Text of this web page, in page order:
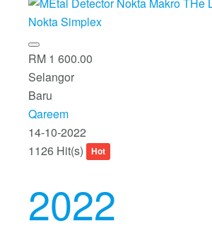
RM 1 600.00
Selangor
Baru
Qareem
14-10-2022
1126 Hit(s)
Hot
2022